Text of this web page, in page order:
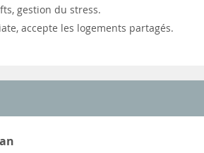
gestion du stress.
accepte les logements partagés.